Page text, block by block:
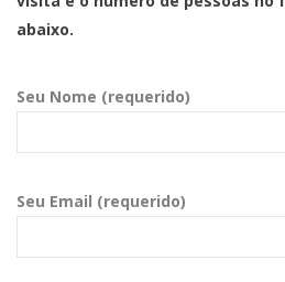
abaixo.
Seu Nome (requerido)
Seu Email (requerido)